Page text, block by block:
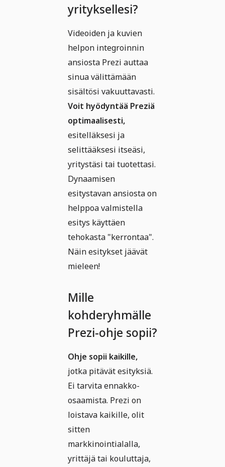
yrityksellesi?
Videoiden ja kuvien
helpon integroinnin
ansiosta Prezi auttaa
sinua välittämään
sisältösi vakuuttavasti.
Voit hyödyntää Preziä
optimaalisesti,
esitelläksesi ja
selittääksesi itseäsi,
yritystäsi tai tuotettasi.
Dynaamisen
esitystavan ansiosta on
helppoa valmistella
esitys käyttäen
tehokasta "kerrontaa".
Näin esitykset jäävät
mieleen!
Mille
kohderyhmälle
Prezi-ohje sopii?
Ohje sopii kaikille,
jotka pitävät esityksiä.
Ei tarvita ennakko-
osaamista. Prezi on
loistava kaikille, olit
sitten
markkinointialalla,
yrittäjä tai kouluttaja,